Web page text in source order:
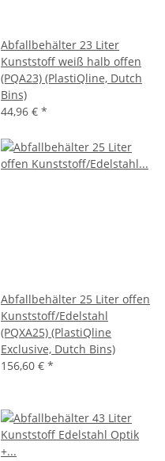
Abfallbehälter 23 Liter
Kunststoff weiß halb offen
(PQA23) (PlastiQline, Dutch
Bins)
44,96 € *
Abfallbehälter 25 Liter offen
Kunststoff/Edelstahl
(PQXA25) (PlastiQline
Exclusive, Dutch Bins)
156,60 € *